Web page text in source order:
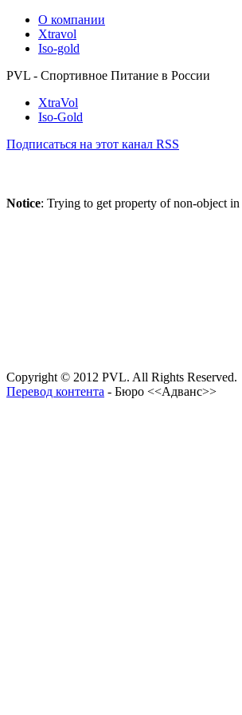
О компании
Xtravol
Iso-gold
PVL - Спортивное Питание в России
XtraVol
Iso-Gold
Подписаться на этот канал RSS
Notice: Trying to get property of non-object in
Copyright © 2012 PVL. All Rights Reserved.
Перевод контента - Бюро <<Адванс>>